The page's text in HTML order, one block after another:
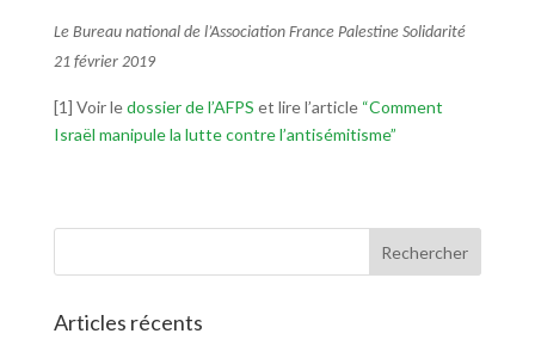
Le Bureau national de l’Association France Palestine Solidarité
21 février 2019
[1] Voir ledossier de l’AFPS et lire l’article “Comment
Israël manipule la lutte contre l’antisémitisme”
Articles récents